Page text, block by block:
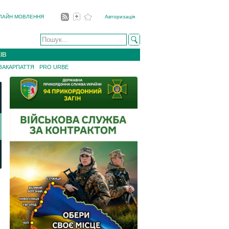
МОВЛЕННЯ Авторизація
PRO URBE